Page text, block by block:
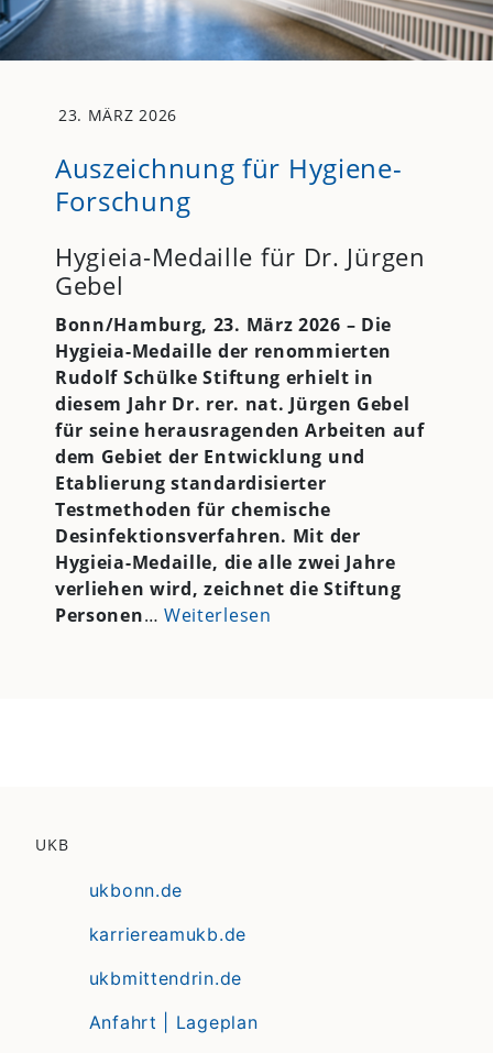
23. MÄRZ 2026
Auszeichnung für Hygiene-
Forschung
Hygieia-Medaille für Dr. Jürgen
Gebel
Bonn/Hamburg, 23. März 2026 – Die
Hygieia-Medaille der renommierten
Rudolf Schülke Stiftung erhielt in
diesem Jahr Dr. rer. nat. Jürgen Gebel
für seine herausragenden Arbeiten auf
dem Gebiet der Entwicklung und
Etablierung standardisierter
Testmethoden für chemische
Desinfektionsverfahren. Mit der
Hygieia-Medaille, die alle zwei Jahre
verliehen wird, zeichnet die Stiftung
Personen… Weiterlesen
UKB
ukbonn.de
karriereamukb.de
ukbmittendrin.de
Anfahrt | Lageplan